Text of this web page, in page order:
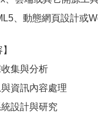
、動態網頁設計或
集與分析
資訊內容處理
設計與研究